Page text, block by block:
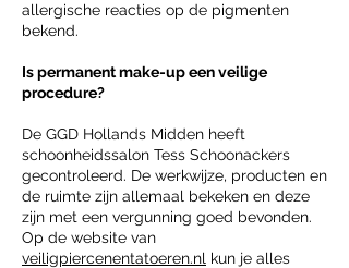
allergische reacties op de pigmenten
bekend.
Is permanent make-up een veilige
procedure?
De GGD Hollands Midden heeft
schoonheidssalon Tess Schoonackers
gecontroleerd. De werkwijze, producten en
de ruimte zijn allemaal bekeken en deze
zijn met een vergunning goed bevonden.
Op de website van
veiligpiercenentatoeren.nl kun je alles